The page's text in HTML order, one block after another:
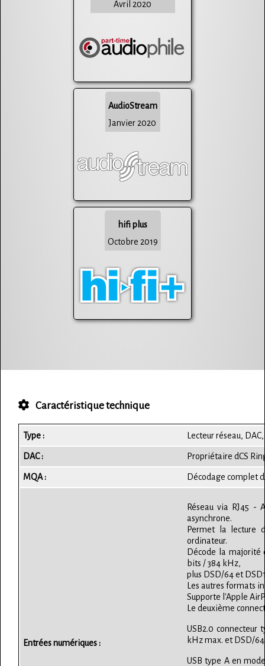
Avril 2020
AudioStream
Janvier 2020
hifi plus
Octobre 2019
Caractéristique technique
Type : Lecteur réseau,
DAC : Propriétaire dCS
MQA : Décodage complet
Entrées numériques :
Réseau via RJ45 -
asynchrone.
Permet la lecture
ordinateur.
Décode la majorité
bits / 384 kHz,
plus DSD/64 et
Les autres formats
Supporte l'Apple
Le deuxième
USB2.0 connecteur
kHz max. et DSD/
USB type A en